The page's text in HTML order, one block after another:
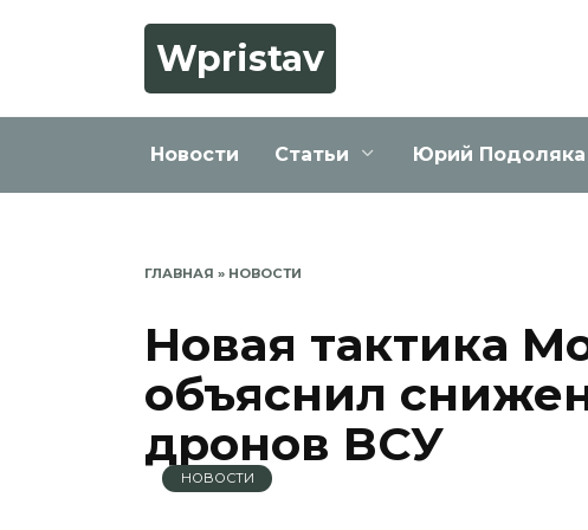
Wpristav
Новости Статьи Юрий Подоляка
ГЛАВНАЯ » НОВОСТИ
Новая тактика
объяснил
дронов ВСУ
НОВОСТИ